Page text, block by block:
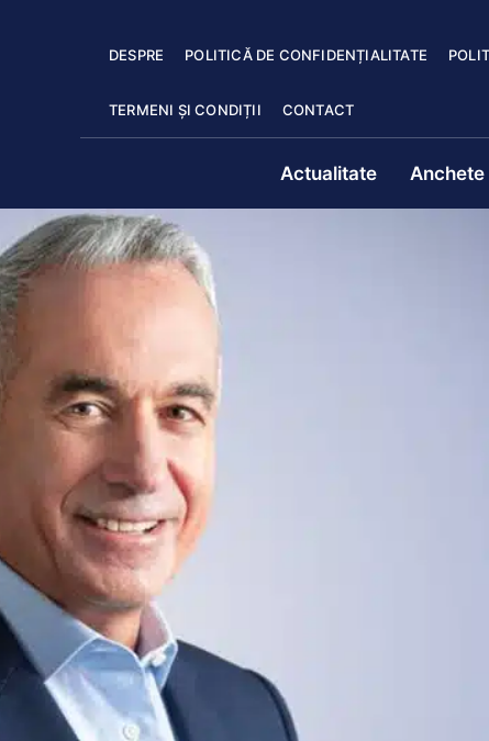
DESPRE POLITICĂ DE CONFIDENȚIALITATE
TERMENI ȘI CONDIȚII CONTACT
Actualitate Anchete